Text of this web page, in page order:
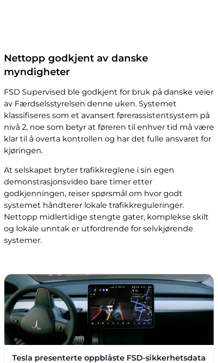
Nettopp godkjent av danske
myndigheter
FSD Supervised ble godkjent for bruk på danske veier
av Færdselsstyrelsen denne uken. Systemet
klassifiseres som et avansert førerassistentsystem på
nivå 2, noe som betyr at føreren til enhver tid må være
klar til å overta kontrollen og har det fulle ansvaret for
kjøringen.
At selskapet bryter trafikkreglene i sin egen
demonstrasjonsvideo bare timer etter
godkjenningen, reiser spørsmål om hvor godt
systemet håndterer lokale trafikkreguleringer.
Nettopp midlertidige stengte gater, komplekse skilt
og lokale unntak er utfordrende for selvkjørende
systemer.
Tesla presenterte oppblåste FSD-sikkerhetsdata